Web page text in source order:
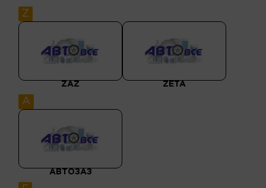
Z
ZAZ ZETA
А
АВТОЗАЗ